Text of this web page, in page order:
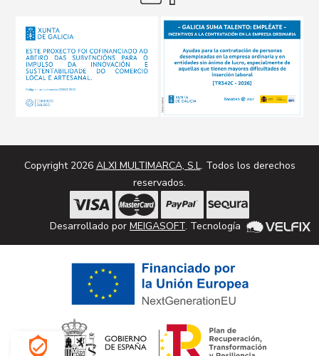
Copyright 2026 ALXI MULTIMARCA, S.L. Todos los derechos
reservados.
Desarrollado por MEIGASOFT. Tecnología